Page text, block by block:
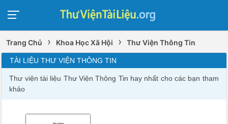
Trang Chủ › Khoa Học Xã Hội › Thư Viện Thông Tin
TÀI LIỆU THƯ VIỆN THÔNG TIN
Thư viện tài liệu Thư Viện Thông Tin hay nhất cho các bạn tham
khảo